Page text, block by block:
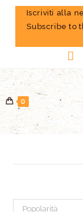
Iscriviti alla
Subscribe to
0
Popolarità